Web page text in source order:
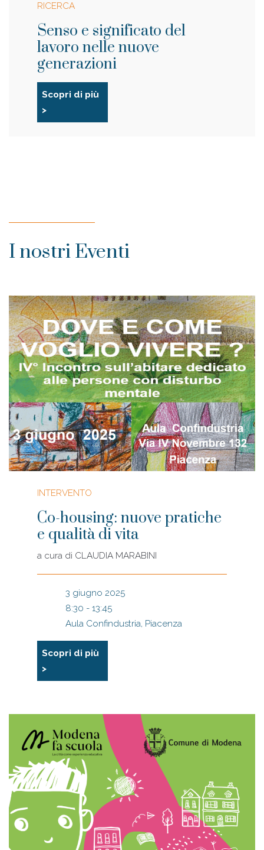
RICERCA
Senso e significato del
lavoro nelle nuove
generazioni
Scopri di più
>
I nostri Eventi
INTERVENTO
Co-housing: nuove pratiche
e qualità di vita
a cura di CLAUDIA MARABINI
3 giugno 2025
8:30 - 13:45
Aula Confindustria, Piacenza
Scopri di più
>